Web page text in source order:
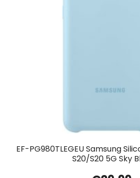
EF-PG980TLEGEU Samsung
S20/S20 5G Sky